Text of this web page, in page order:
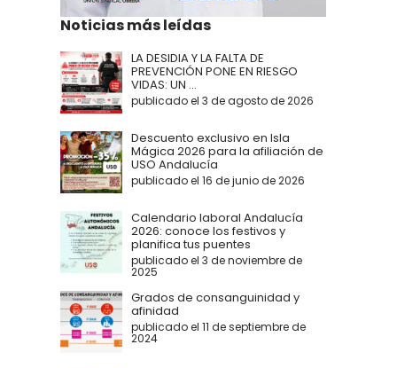
Noticias más leídas
LA DESIDIA Y LA FALTA DE
PREVENCIÓN PONE EN RIESGO
VIDAS: UN ...
publicado el 3 de agosto de 2026
Descuento exclusivo en Isla
Mágica 2026 para la afiliación de
USO Andalucía
publicado el 16 de junio de 2026
Calendario laboral Andalucía
2026: conoce los festivos y
planifica tus puentes
publicado el 3 de noviembre de
2025
Grados de consanguinidad y
afinidad
publicado el 11 de septiembre de
2024